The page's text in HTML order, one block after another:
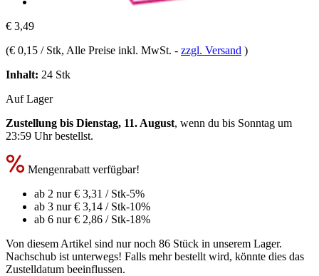
€ 3,49
(€ 0,15 / Stk, Alle Preise inkl. MwSt. - zzgl. Versand )
Inhalt: 24 Stk
Auf Lager
Zustellung bis Dienstag, 11. August, wenn du bis Sonntag um
23:59 Uhrbestellst.
Mengenrabatt verfügbar!
ab 2 nur€ 3,31 / Stk-5%
ab 3 nur€ 3,14 / Stk-10%
ab 6 nur€ 2,86 / Stk-18%
Von diesem Artikel sind nur noch 86 Stück in unserem Lager.
Nachschub ist unterwegs! Falls mehr bestellt wird, könnte dies das
Zustelldatum beeinflussen.